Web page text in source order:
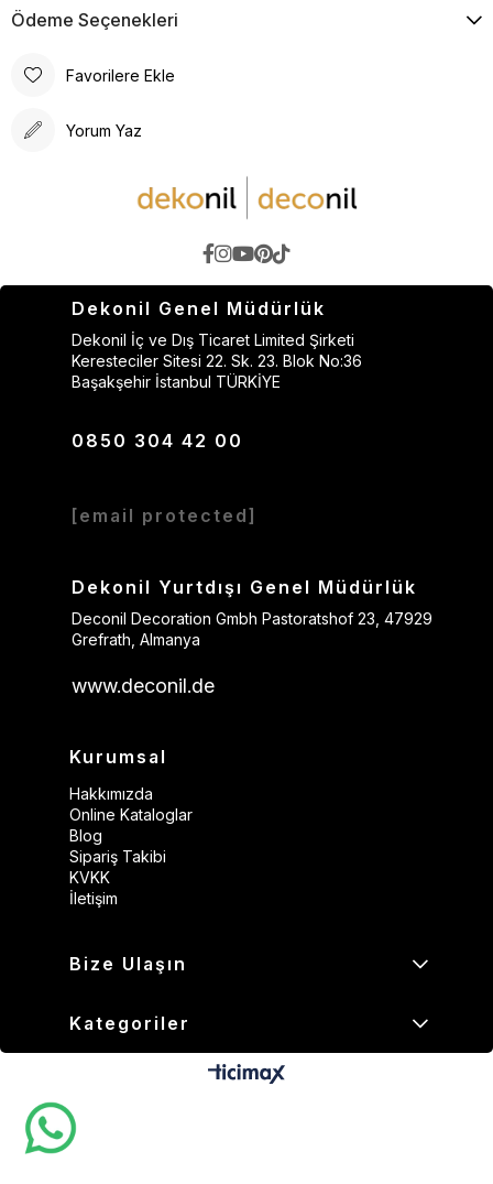
Ödeme Seçenekleri
Favorilere Ekle
Yorum Yaz
Dekonil Genel Müdürlük
Dekonil İç ve Dış Ticaret Limited Şirketi
Keresteciler Sitesi 22. Sk. 23. Blok No:36
Başakşehir İstanbul TÜRKİYE
0850 304 42 00
[email protected]
Dekonil Yurtdışı Genel Müdürlük
Deconil Decoration Gmbh Pastoratshof 23, 47929
Grefrath, Almanya
www.deconil.de
Kurumsal
Hakkımızda
Online Kataloglar
Blog
Sipariş Takibi
KVKK
İletişim
Bize Ulaşın
Kategoriler